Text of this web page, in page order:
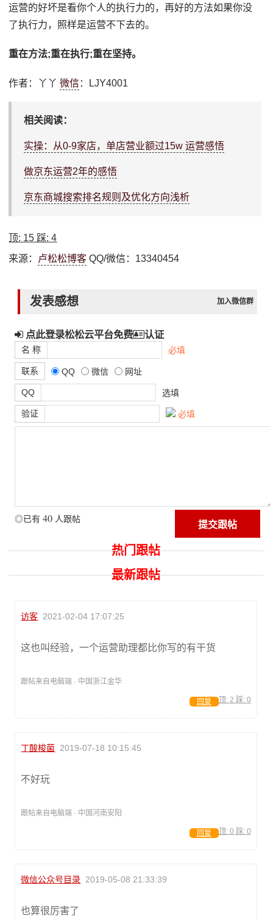
运营的好坏是看你个人的执行力的，再好的方法如果你没
了执行力，照样是运营不下去的。
重在方法;重在执行;重在坚持。
作者：丫丫微信：LJY4001
相关阅读：
实操：从0-9家店，单店营业额过15w 运营感悟
做京东运营2年的感悟
京东商城搜索排名规则及优化方向浅析
顶: 15 踩:4
来源： 卢松松博客 QQ/微信：13340454
发表感想 加入微信群
点此登录松松云平台免费 认证
名 称 必填
联系 QQ 微信 网址
QQ 选填
验证 必填
◎已有 40 人跟帖
热门跟帖
最新跟帖
访客 2021-02-04 17:07:25
这也叫经验，一个运营助理都比你写的有干货
跟帖来自电脑端 · 中国浙江金华
顶: 2 踩: 0
回复
丁酸梭菌 2019-07-18 10:15:45
不好玩
跟帖来自电脑端 · 中国河南安阳
顶: 0 踩: 0
回复
微信公众号目录 2019-05-08 21:33:39
也算很厉害了